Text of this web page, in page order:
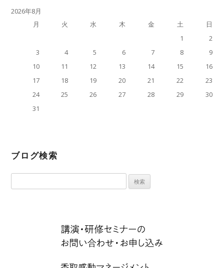
2026年8月
月
火 水 木 金 土
日
1
2
3
4 5 6 7 8
9
10
11 12 13 14 15
16
17
18 19 20 21 22
23
24
25 26 27 28 29
30
31
ブログ検索
索: